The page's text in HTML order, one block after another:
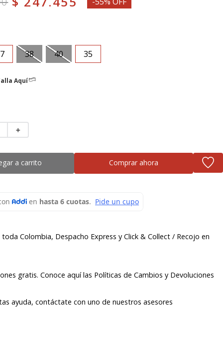
35
38 40
Aquí
＋
a carrito Comprar ahora
toda Colombia, Despacho Express y Click & Collect / Recojo en
gratis. Conoce aquí las Políticas de Cambios y Devoluciones
ayuda, contáctate con uno de nuestros asesores